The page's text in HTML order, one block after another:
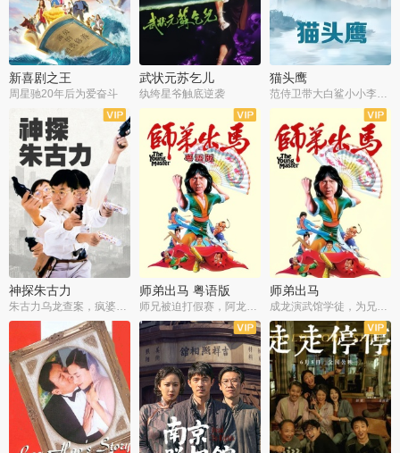
新喜剧之王
周星驰20年后为爱奋斗
武状元苏乞儿
纨绔星爷触底逆袭
猫头鹰
神探朱古力
朱古力乌龙查案，疯婆子神助攻
师弟出马 粤语版
师兄被迫打假赛，阿龙追查斗黑帮
师弟出马
成龙演武馆学徒，为兄搏命战黑道